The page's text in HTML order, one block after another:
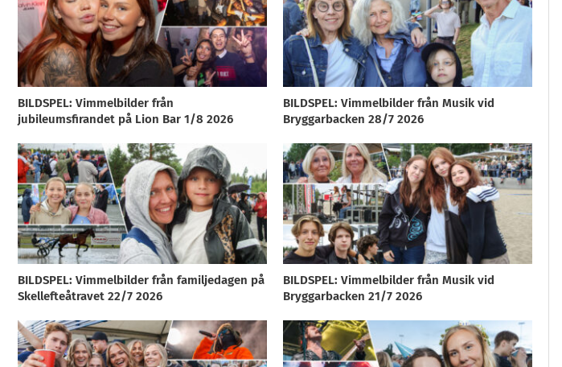
BILDSPEL: Vimmelbilder från
jubileumsfirandet på Lion Bar 1/8 2026
BILDSPEL: Vimmelbilder från Musik vid
Bryggarbacken 28/7 2026
BILDSPEL: Vimmelbilder från familjedagen på
Skellefteåtravet 22/7 2026
BILDSPEL: Vimmelbilder från Musik vid
Bryggarbacken 21/7 2026